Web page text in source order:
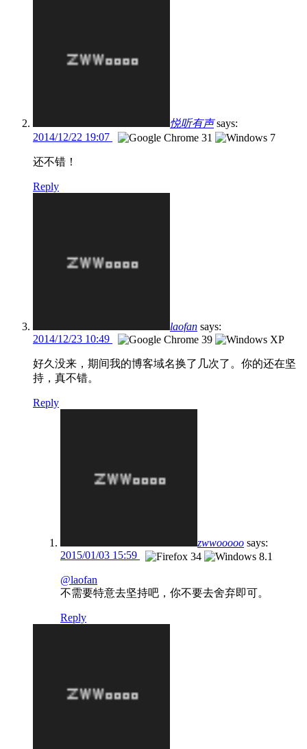
悦听有声 says:
2014/12/22 19:07
还不错！
Reply
laofan says:
2014/12/23 10:49
好久没来，期间我的博客域名换了几次了。你的还在坚
持，真不错。
Reply
zwwooooo says:
2015/01/03 15:59
@laofan
不需要特意去坚持吧，你不要去舍弃即可。
Reply